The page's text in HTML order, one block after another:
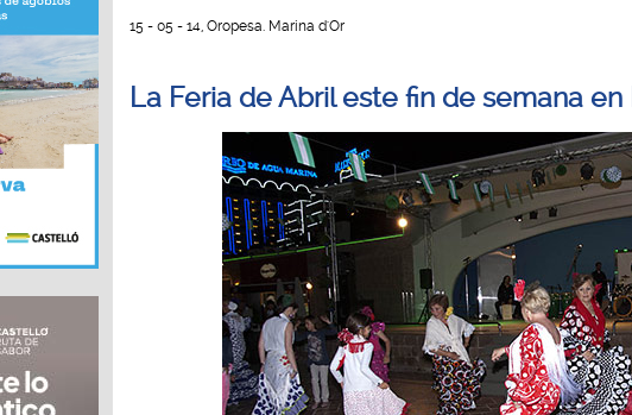
15 - 05 - 14, Oropesa. Marina d'Or
La Feria de Abril este fin de semana en